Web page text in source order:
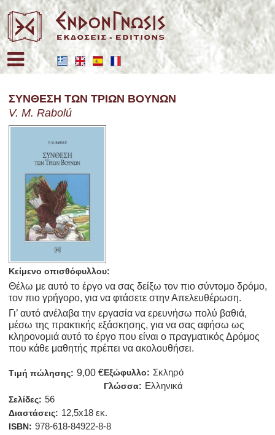
Επιλέξτε τη γλώσσα σας
ΣΥΝΘΕΣΗ ΤΩΝ ΤΡΙΩΝ ΒΟΥΝΩΝ
V. M. Rabolú
Κείμενο οπισθόφυλλου:
Θέλω με αυτό το έργο να σας δείξω τον πιο σύ­ντομο δρόμο,
τον πιο γρήγορο, για να φτάσετε στην Απελευθέρωση.
Γι’ αυτό ανέλαβα την εργασία να ερευνήσω πολύ βαθιά,
μέσω της πρακτικής εξά­σκησης, για να σας αφήσω ως
κληρονομιά αυτό το έργο που είναι ο πραγματικός Δρόμος
που κάθε μαθητής πρέπει να ακολουθήσει.
Τιμή πώλησης: 9,00 €Εξώφυλλο: Σκληρό
Γλώσσα: Ελληνικά
Σελίδες: 56
Διαστάσεις: 12,5x18 εκ.
ISBN: 978-618-84922-8-8